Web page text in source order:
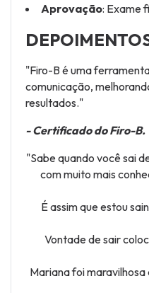
Aprovação: Exame
"Firo-B é uma
comunicação,
resultados."
- Certificado do Firo-B.
"Sabe quando você sai
com muito mais
É assim que estou
Vontade de sair
Mariana foi